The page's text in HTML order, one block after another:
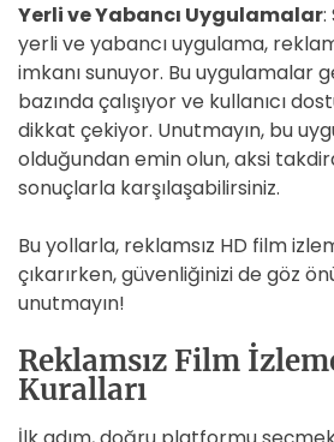
Yerli ve Yabancı Uygulamalar:
yerli ve yabancı uygulama,
imkanı sunuyor. Bu uygulamalar
bazında çalışıyor ve kullanıcı
dikkat çekiyor. Unutmayın, bu
olduğundan emin olun, aksi
sonuçlarla karşılaşabilirsiniz.
Bu yollarla, reklamsız HD film
çıkarırken, güvenliğinizi de göz
unutmayın!
Reklamsız Film
Kuralları